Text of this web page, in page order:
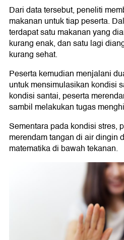
Dari data tersebut, peneliti
makanan untuk tiap peserta.
terdapat satu makanan yang
kurang enak, dan satu lagi
kurang sehat.
Peserta kemudian menjalani
untuk mensimulasikan kondisi
kondisi santai, peserta
sambil melakukan tugas
Sementara pada kondisi stres,
merendam tangan di air dingin
matematika di bawah tekanan.